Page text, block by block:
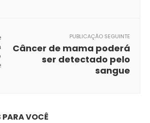
PUBLICAÇÃO SEGUINTE
Câncer de mama poderá
ser detectado pelo
sangue
PARA VOCÊ